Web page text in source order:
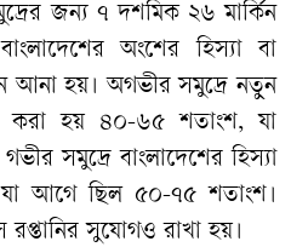
জন্য ৭ দশমিক ২৬ মার্কিন
অংশের হিস্যা বা
আনা হয়। অগভীর সমুদ্রে নতুন
করা হয় ৪০-৬৫ শতাংশ, যা
সমুদ্রে বাংলাদেশের হিস্যা
আগে ছিল ৫০-৭৫ শতাংশ।
রপ্তানির সুযোগও রাখা হয়।